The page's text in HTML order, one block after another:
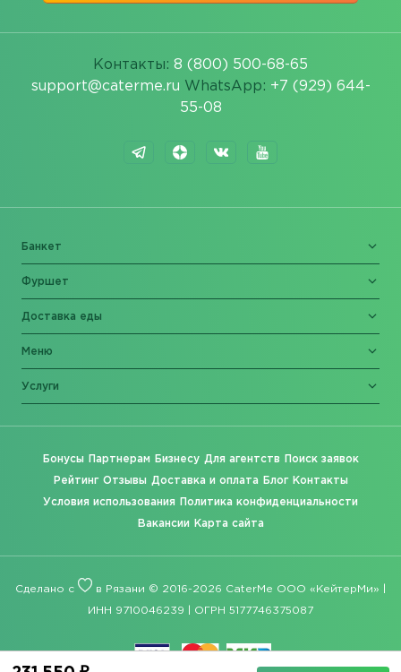
Контакты: 8 (800) 500-68-65
support@caterme.ru WhatsApp: +7 (929) 644-
55-08
Банкет
Фуршет
Доставка еды
Меню
Услуги
Бонусы Партнерам Бизнесу Для агентств Поиск заявок
Рейтинг Отзывы Доставка и оплата Блог Контакты
Условия использования Политика конфиденциальности
Вакансии Карта сайта
Сделано с в Рязани © 2016-2026 CaterMe ООО «КейтерМи» |
ИНН 9710046239 | ОГРН 5177746375087